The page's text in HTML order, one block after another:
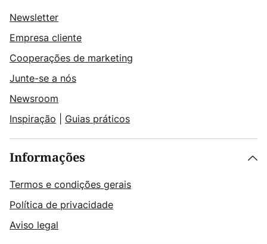
Newsletter
Empresa cliente
Cooperações de marketing
Junte-se a nós
Newsroom
Inspiração
Guias práticos
Informações
Termos e condições gerais
Política de privacidade
Aviso legal